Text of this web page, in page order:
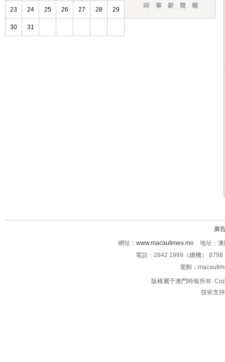
23 24 25 26 27 28 29
30 31
廣
網址： www.macautimes.mo 地址：澳
電話：2842 1999（總機）
電郵：
版權屬于澳門時報所有.
技術支